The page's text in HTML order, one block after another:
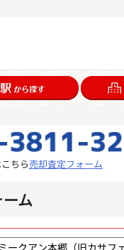
ちら売却査定フォーム
ム